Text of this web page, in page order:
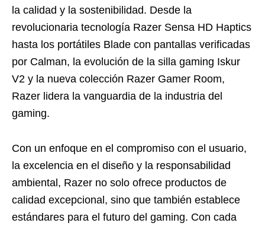
la calidad y la sostenibilidad. Desde la
revolucionaria tecnología Razer Sensa HD Haptics
hasta los portátiles Blade con pantallas verificadas
por Calman, la evolución de la silla gaming Iskur
V2 y la nueva colección Razer Gamer Room,
Razer lidera la vanguardia de la industria del
gaming.
Con un enfoque en el compromiso con el usuario,
la excelencia en el diseño y la responsabilidad
ambiental, Razer no solo ofrece productos de
calidad excepcional, sino que también establece
estándares para el futuro del gaming. Con cada